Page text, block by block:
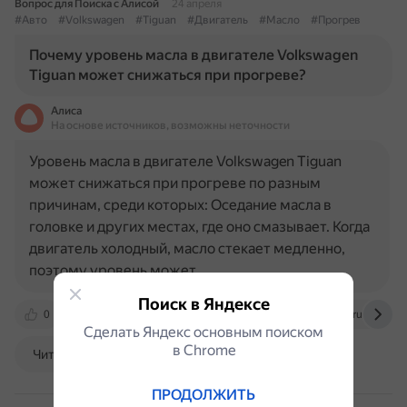
Вопрос для Поиска с Алисой
24 апреля
#Авто
#Volkswagen #Tiguan #Двигатель #Масло #Прогрев
Почему уровень масла в двигателе Volkswagen
Tiguan может снижаться при прогреве?
Алиса
На основе источников, возможны неточности
0 vwts.ru
Уровень масла в двигателе Volkswagen Tiguan
может снижаться при прогреве по разным
причинам, среди которых: Оседание масла в
головке и других местах, где оно смазывает. Когда
двигатель холодный, масло стекает медленно,
поэтому уровень может…
Читать далее
Поиск в Яндексе
Сделать Яндекс основным поиском
в Сhrome
ПРОДОЛЖИТЬ